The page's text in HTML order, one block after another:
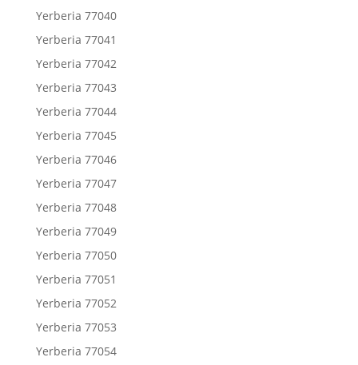
Yerberia 77040
Yerberia 77041
Yerberia 77042
Yerberia 77043
Yerberia 77044
Yerberia 77045
Yerberia 77046
Yerberia 77047
Yerberia 77048
Yerberia 77049
Yerberia 77050
Yerberia 77051
Yerberia 77052
Yerberia 77053
Yerberia 77054